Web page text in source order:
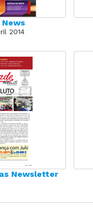
2014
Newsletter